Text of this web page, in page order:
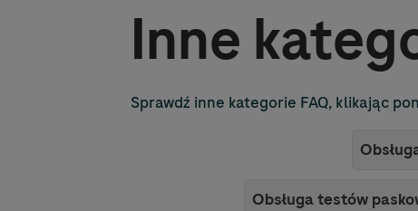
Inne
Sprawdź inne kategorie FAQ, klikając
Obsługa testów